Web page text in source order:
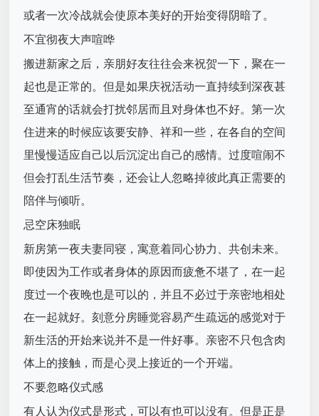
或者一次冷战就会使原本美好的开始变得阴暗了。
不宜彻夜大声喧哗
搬进新家之后，亲朋好友往往会来祝贺一下，聚在一
起也是正常的。但是如果庆祝活动一直持续到深夜甚
至通宵的话就会打扰邻居而且对身体也不好。第一次
住进来的时候应该要安静、祥和一些，在各自的空间
里慢慢适应自己以后沉淀出自己的感情。过度喧闹不
但会打乱生活节奏，还会让人忽略掉彼此真正需要的
陪伴与倾听。
忌空床独眠
新房第一夜夫妻同寝，寓意着同心协力、共创未来。
即使因为工作或者身体的原因而疲惫不堪了，在一起
度过一个夜晚也是可以的，并且不必过于亲密地相处
在一起就好。刻意分房睡觉容易产生疏远的感觉对于
新生活的开始来说并不是一件好事。亲密不只包含肉
体上的接触，而是心灵上接近的一个开端。
不要忽略仪式感
有人认为仪式是形式，可以有也可以没有。但是正是